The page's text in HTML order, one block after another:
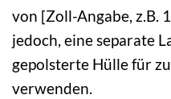
von [Zoll-Angabe, z.B.
jedoch, eine separate
gepolsterte Hülle für
verwenden.